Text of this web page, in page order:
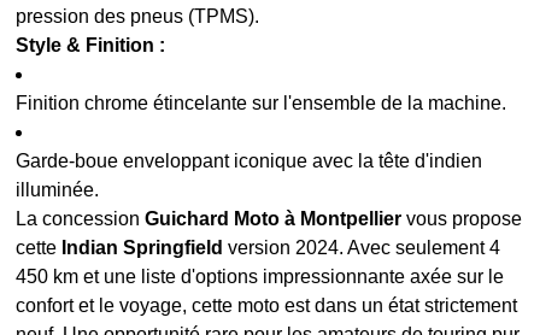
pression des pneus (TPMS).
Style & Finition :
Finition chrome étincelante sur l'ensemble de la machine.
Garde-boue enveloppant iconique avec la tête d'indien
illuminée.
La concessionGuichard Moto à Montpellier vous propose
cette Indian Springfield version 2024. Avec seulement 4
450 km et une liste d'options impressionnante axée sur le
confort et le voyage, cette moto est dans un état strictement